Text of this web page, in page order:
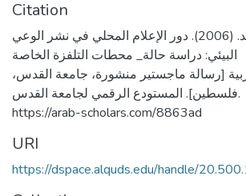
Citation
الشاعر، موسى أحمد. (2006). دور الإعلام المحلي في نشر الوعي
البيئي: دراسة حالة_ محطات التلفزة الخاصة
[رسالة ماجستير منشورة، جامعة القدس،
فلسطين]. المستودع الرقمي لجامعة القدس.
https://arab-scholars.com/8863ad
URI
https://dspace.alquds.edu/handle/